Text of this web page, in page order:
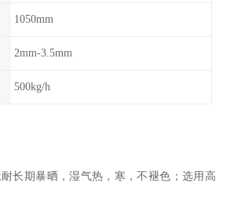
1050mm
2mm-3.5mm
500kg/h
长期暴晒，湿气热，寒，不褪色；选用高